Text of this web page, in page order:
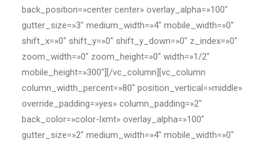
back_position=»center center» overlay_alpha=»100″
gutter_size=»3″ medium_width=»4″ mobile_width=»0″
shift_x=»0″ shift_y=»0″ shift_y_down=»0″ z_index=»0″
zoom_width=»0″ zoom_height=»0″ width=»1/2″
mobile_height=»300″][/vc_column][vc_column
column_width_percent=»80″ position_vertical=»middle»
override_padding=»yes» column_padding=»2″
back_color=»color-lxmt» overlay_alpha=»100″
gutter_size=»2″ medium_width=»4″ mobile_width=»0″